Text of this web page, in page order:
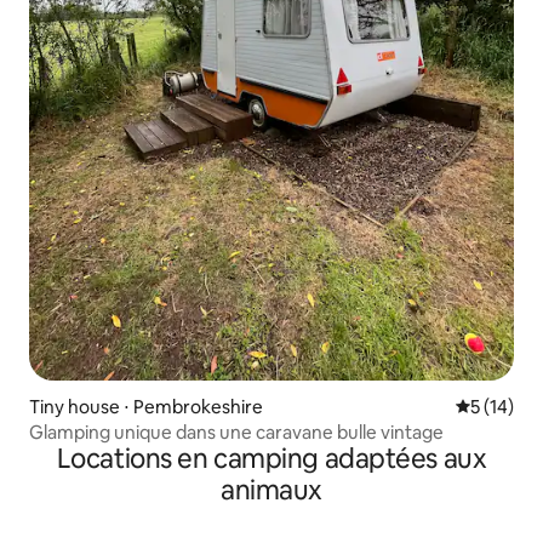
Tiny house ⋅ Pembrokeshire
5 (14)
Glamping unique dans une caravane bulle vintage
Locations en camping adaptées aux
animaux